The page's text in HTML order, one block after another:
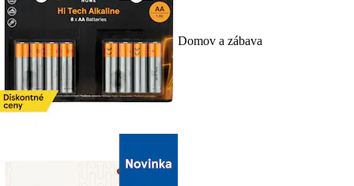
Domov a zábava